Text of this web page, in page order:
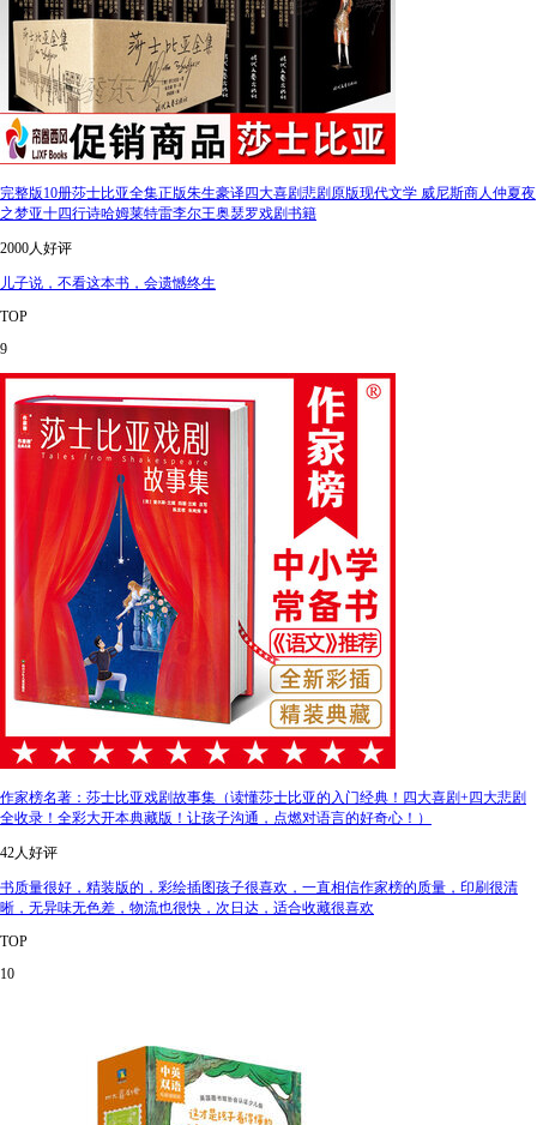
完整版10册莎士比亚全集正版朱生豪译四大喜剧悲剧原版现代文学 威尼斯商人仲夏夜
之梦亚十四行诗哈姆莱特雷李尔王奥瑟罗戏剧书籍
2000人好评
儿子说，不看这本书，会遗憾终生
TOP
9
作家榜名著：莎士比亚戏剧故事集（读懂莎士比亚的入门经典！四大喜剧+四大悲剧
全收录！全彩大开本典藏版！让孩子沟通，点燃对语言的好奇心！）
42人好评
书质量很好，精装版的，彩绘插图孩子很喜欢，一直相信作家榜的质量，印刷很清
晰，无异味无色差，物流也很快，次日达，适合收藏很喜欢
TOP
10